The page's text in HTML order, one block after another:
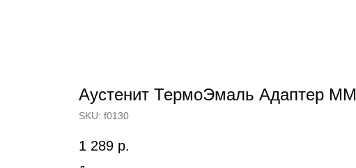
Аустенит ТермоЭмаль Адаптер ММ
SKU: f0130
1 289 р.